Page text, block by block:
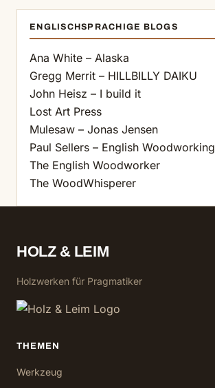
ENGLISCHSPRACHIGE BLOGS
Ana White – Alaska
Gregg Merrit – HILLBILLY DAIKU
John Heisz – I build it
Lost Art Press
Mulesaw – Jonas Jensen
Paul Sellers – English Woodworking
The English Woodworker
The WoodWhisperer
HOLZ & LEIM
Holzwerken für Pragmatiker
THEMEN
Werkzeug